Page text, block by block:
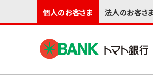
個人のお客さま 法人のお客さ